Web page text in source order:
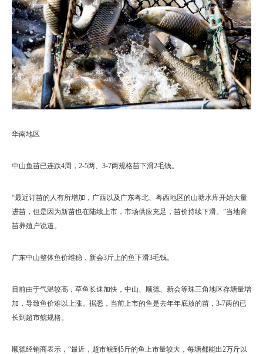
华南地区
中山鱼苗已连跌4周，2-5两、3-7两规格苗下滑2毛钱。
“最近订苗的人有所增加，广西以及广东粤北、粤西地区的山塘水库开始大量
进苗，但是因为新苗也在陆续上市，市场供应充足，苗价持续下滑。”当地育
苗养殖户说道。
广东中山整体鱼价维稳，新会3斤上的鱼下滑3毛钱。
目前由于气温较高，草鱼长速加快，中山、顺德、新会等珠三角地区存塘量增
加，导致鱼价难以上涨。据悉，当前上市的鱼是去年年底放的苗，3-7两的已
长到超市鲩规格。
顺德经销商表示，“最近，超市鲩到5斤的鱼上市量较大，每塘都能出2万斤以